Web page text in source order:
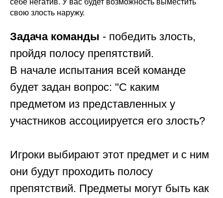
свою злость наружу.
Задача команды - победить злость,
пройдя полосу препятствий.
В начале испытания всей команде
будет задан вопрос: "С каким
предметом из представленных у
участников ассоциируется его злость?
Игроки выбирают этот предмет и с ним
они будут проходить полосу
препятствий. Предметы могут быть как